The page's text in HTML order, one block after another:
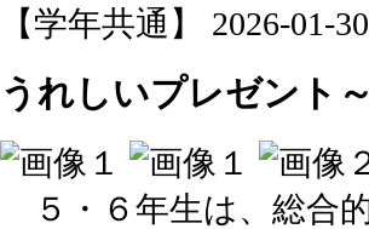
【学年共通】 2026-01-
うれしいプレゼント
５・６年生は、総合